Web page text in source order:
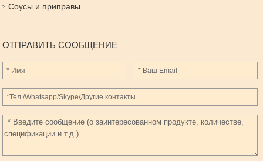
Соусы и приправы
ОТПРАВИТЬ СООБЩЕНИЕ